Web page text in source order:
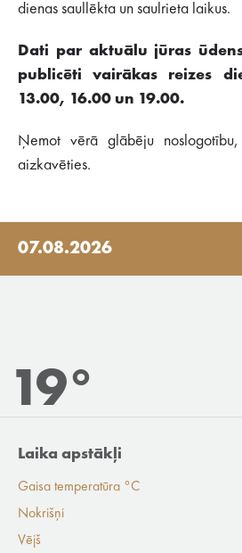
dienas saullēkta un saulrieta laikus.
Dati par aktuālu jūras
publicēti vairākas reizes
13.00, 16.00 un 19.00.
Ņemot vērā glābēju
aizkavēties.
07.08.2026
19°
Laika apstākļi
Gaisa temperatūra °C
Nokrišņi
Vējš